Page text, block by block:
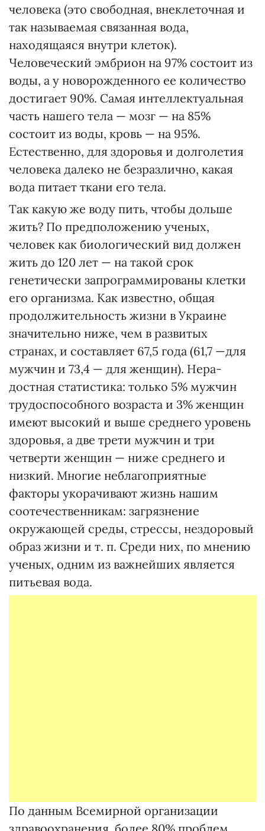
человека (это свободная, внеклеточная и
так называемая связанная вода,
находящаяся внутри клеток).
Человеческий эмбрион на 97% состоит из
воды, а у новорожденного ее количество
достигает 90%. Самая интеллектуальная
часть нашего тела — мозг — на 85%
состоит из воды, кровь — на 95%.
Естественно, для здоровья и долголетия
человека далеко не безразлично, какая
вода питает ткани его тела.
Так какую же воду пить, чтобы дольше
жить? По предположению ученых,
человек как биологический вид должен
жить до 120 лет — на такой срок
генетически запрограммированы клетки
его организма. Как известно, общая
продолжительность жизни в Украине
значительно ниже, чем в развитых
странах, и составляет 67,5 года (61,7 —для
мужчин и 73,4 — для женщин). Нера­
достная статистика: только 5% мужчин
трудоспособного возраста и 3% женщин
имеют высокий и выше среднего уровень
здоровья, а две трети мужчин и три
четверти женщин — ниже среднего и
низкий. Многие неблагоприятные
факторы укорачивают жизнь нашим
соотечественникам: загрязнение
окружающей среды, стрессы, нездоровый
образ жизни и т. п. Среди них, по мнению
ученых, одним из важнейших является
питьевая вода.
По данным Всемирной организации